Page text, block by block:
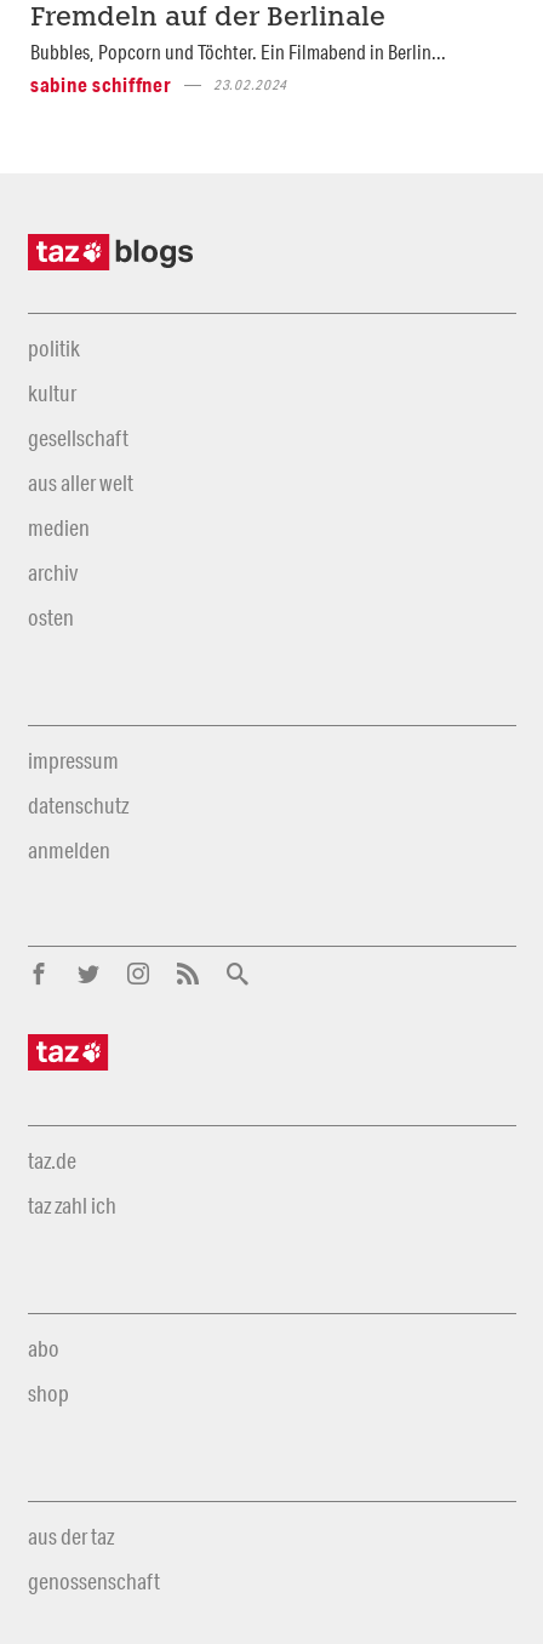
Fremdeln auf der Berlinale
Bubbles, Popcorn und Töchter. Ein Filmabend in Berlin...
sabine schiffner
23.02.2024
politik
kultur
gesellschaft
aus aller welt
medien
archiv
osten
impressum
datenschutz
anmelden
taz.de
taz zahl ich
abo
shop
aus der taz
genossenschaft